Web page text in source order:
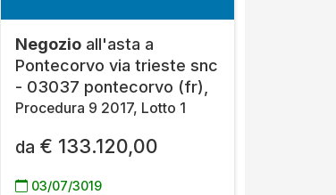
Negozio all'asta a
Pontecorvo via trieste snc
- 03037 pontecorvo (fr),
Procedura 9 2017, Lotto 1
da € 133.120,00
03/07/3019